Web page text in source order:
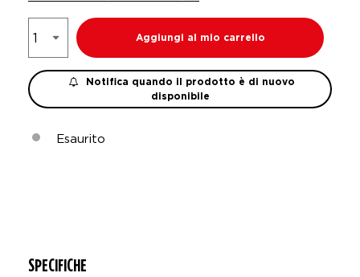
Aggiungi al mio carrello
Notifica quando il prodotto è di nuovo
disponibile
Esaurito
SPECIFICHE